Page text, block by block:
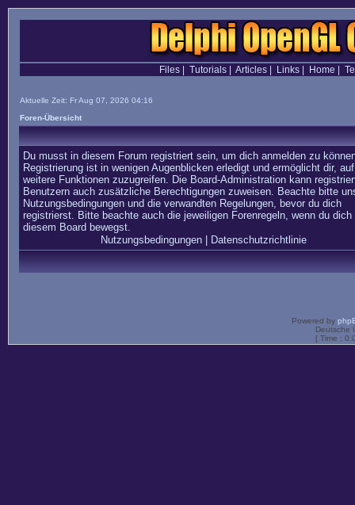
Files| Tutorials| Articles| Links| Home
Aktuelle Zeit: Fr Aug 07, 2026 04:16
Foren-Übersicht
Du musst in diesem Forum registriert sein, um dich anmelden zu
Registrierung ist in wenigen Augenblicken erledigt und ermöglicht dir, auf
weitere Funktionen zuzugreifen. Die Board-Administration kann
Benutzern auch zusätzliche Berechtigungen zuweisen. Beachte bitte
Nutzungsbedingungen und die verwandten Regelungen, bevor du dich
registrierst. Bitte beachte auch die jeweiligen Forenregeln, wenn du dich
diesem Board bewegst.
Nutzungsbedingungen| Datenschutzrichtlinie
Powered by
Deutsche
[ Time :